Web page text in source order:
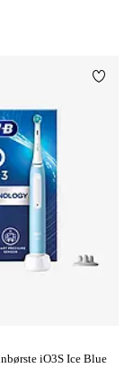
iO3S Ice Blue